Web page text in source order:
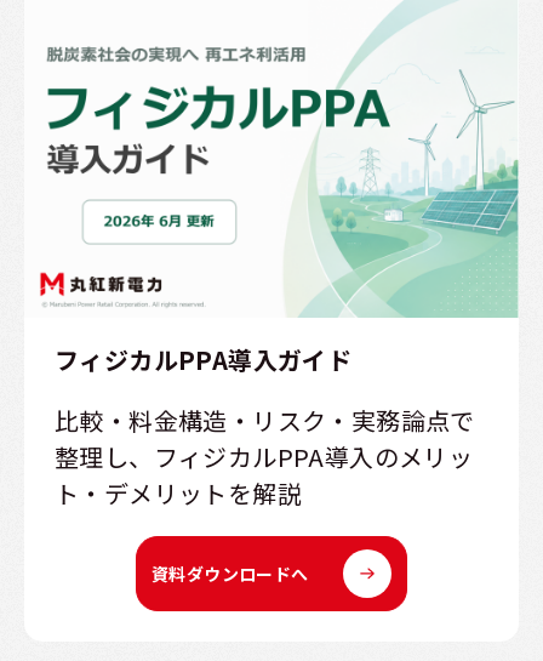
フィジカルPPA導入ガイド
比較・料金構造・リスク・実務論点で
整理し、フィジカルPPA導入のメリッ
ト・デメリットを解説
資料ダウンロードへ